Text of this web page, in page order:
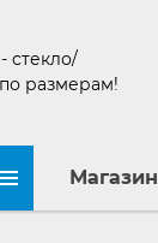
стекло/
размерам!
Магазин